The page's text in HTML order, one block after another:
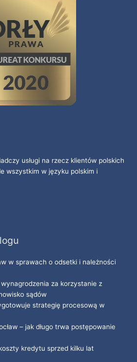
usługi na rzecz klientów polskich
wszystkim w języku polskim i
w sprawach o odsetki i należności
za korzystanie z
sądów
strategię procesową w
– jak długo trwa postępowanie
kredytu sprzed kilku lat